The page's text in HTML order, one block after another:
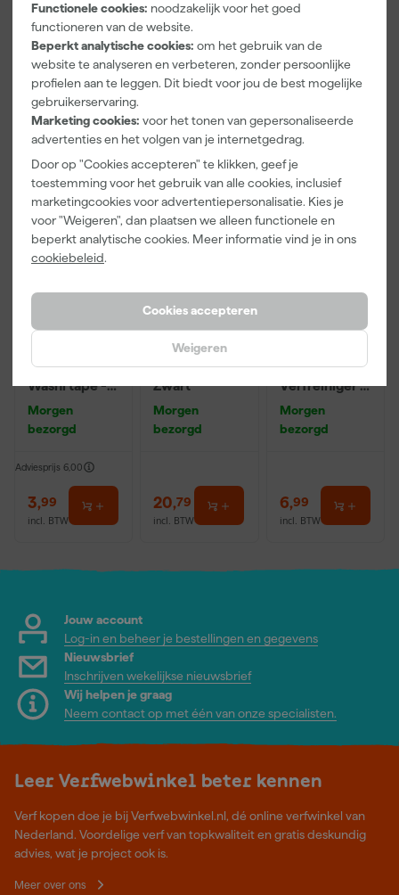
Functionele cookies: noodzakelijk voor het goed
functioneren van de website.
Beperkt analytische cookies: om het gebruik van de
website te analyseren en verbeteren, zonder persoonlijke
profielen aan te leggen. Dit biedt voor jou de best mogelijke
gebruikerservaring.
Marketing cookies: voor het tonen van gepersonaliseerde
advertenties en het volgen van je internetgedrag.
Door op "Cookies accepteren" te klikken, geef je
toestemming voor het gebruik van alle cookies, inclusief
marketingcookies voor advertentiepersonalisatie. Kies je
voor "Weigeren", dan plaatsen we alleen functionele en
beperkt analytische cookies. Meer informatie vind je in ons
cookiebeleid.
Cookies accepteren
Weigeren
Materiaal
Pasvorm
Bekijk alle kenmerken
Vaak gekocht met
Lucamax
Washi tape -
Morgen
bezorgd
Adviesprijs 6,00
3,99
incl. BTW
Workman
2920 Riem
Zwart
Morgen
bezorgd
20,79
incl. BTW
Onze Top 10
Ontvetter en
Verfreiniger –
Morgen
bezorgd
6,99
incl. BTW
Jouw account
Log-in en beheer je bestellingen en gegevens
Nieuwsbrief
Inschrijven wekelijkse nieuwsbrief
Wij helpen je graag
Neem contact op met één van onze specialisten.
Leer Verfwebwinkel beter kennen
Verf kopen doe je bij Verfwebwinkel.nl, dé online verfwinkel van
Nederland. Voordelige verf van topkwaliteit en gratis deskundig
advies, wat je project ook is.
Meer over ons